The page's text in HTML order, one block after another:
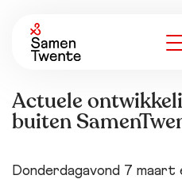
Actuele
buiten
Donderdagavond 7 maart